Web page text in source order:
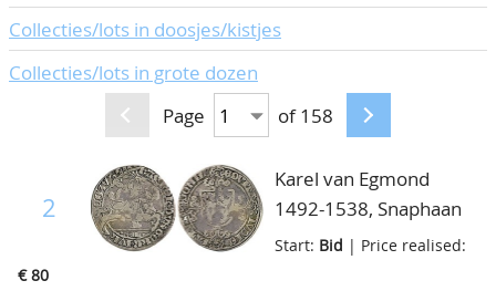
Collecties/lots in doosjes/kistjes
Collecties/lots in grote dozen
Page
of 158
2
Karel van Egmond
1492-1538, Snaphaan
z.j., vdCh.XV.III.43, ruim
Start: Bid | Price realised:
€ 80